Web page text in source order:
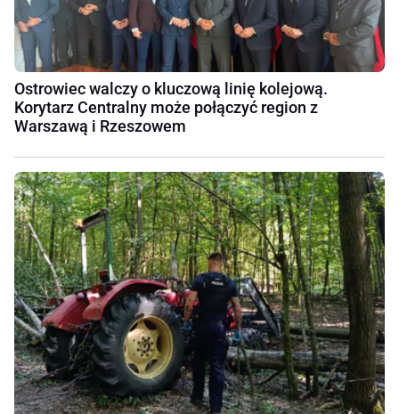
Ostrowiec walczy o kluczową linię kolejową.
Korytarz Centralny może połączyć region z
Warszawą i Rzeszowem